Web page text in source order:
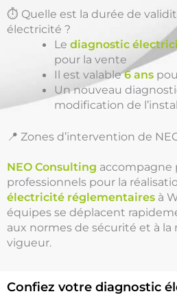
⏱️ Quelle est la durée de
électricité ?
Lediagnostic
pour la vente
Il est valable6 ans
Un nouveau
modification de
📍 Zones d’intervention de
NEO Consulting accompagne
professionnels pour la
électricité réglementaires à
équipes se déplacent
aux normes de sécurité et à
vigueur.
Confiez votre diagnostic